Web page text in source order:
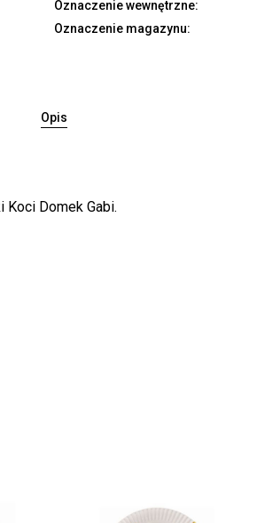
Oznaczenie wewnętrzne:
Oznaczenie magazynu:
Opis
Koci Domek Gabi.